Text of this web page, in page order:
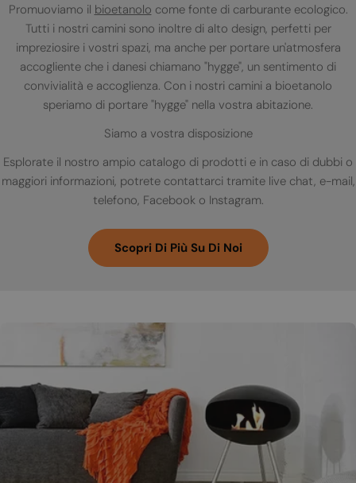
Promuoviamo il bioetanolo come fonte di carburante ecologico.
Tutti i nostri camini sono inoltre di alto design, perfetti per
impreziosire i vostri spazi, ma anche per portare un'atmosfera
accogliente che i danesi chiamano "hygge", un sentimento di
convivialità e accoglienza. Con i nostri camini a bioetanolo
speriamo di portare "hygge" nella vostra abitazione.
Siamo a vostra disposizione
Esplorate il nostro ampio catalogo di prodotti e in caso di dubbi o
maggiori informazioni, potrete contattarci tramite live chat, e-mail,
telefono, Facebook o Instagram.
Scopri Di Più Su Di Noi